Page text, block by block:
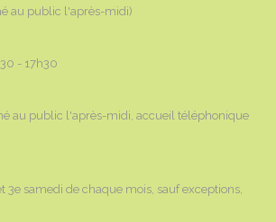
au public l'après-midi)
- 17h30
au public l'après-midi, accueil téléphonique
3e samedi de chaque mois, sauf exceptions,